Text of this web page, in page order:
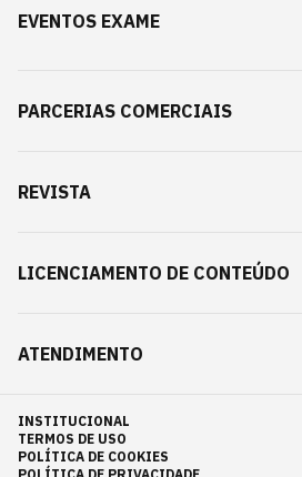
EVENTOS EXAME
PARCERIAS COMERCIAIS
REVISTA
LICENCIAMENTO DE CONTEÚDO
ATENDIMENTO
INSTITUCIONAL
TERMOS DE USO
POLÍTICA DE COOKIES